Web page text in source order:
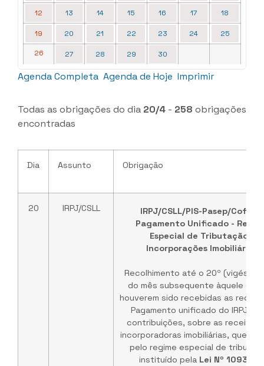
12 13 14 15 16 17 18
19 20 21 22 23 24 25
26 27 28 29 30
Agenda Completa Agenda de Hoje Imprimir
Todas as obrigações do dia 20/4 - 258 obrigações
encontradas
Dia Assunto Obrigação
20 IRPJ/CSLL
IRPJ/CSLL/PIS-Pasep/Cofins -
Pagamento Unificado -
Especial de Tributação -
Incorporações Imobiliárias
Recolhimento até o 20º
do mês subsequente àquele em
houverem sido recebidas as
Pagamento unificado do IRPJ e
contribuições, sobre as receitas
incorporadoras imobiliárias, que
pelo regime especial de
instituído pela Lei Nº 10931 DE